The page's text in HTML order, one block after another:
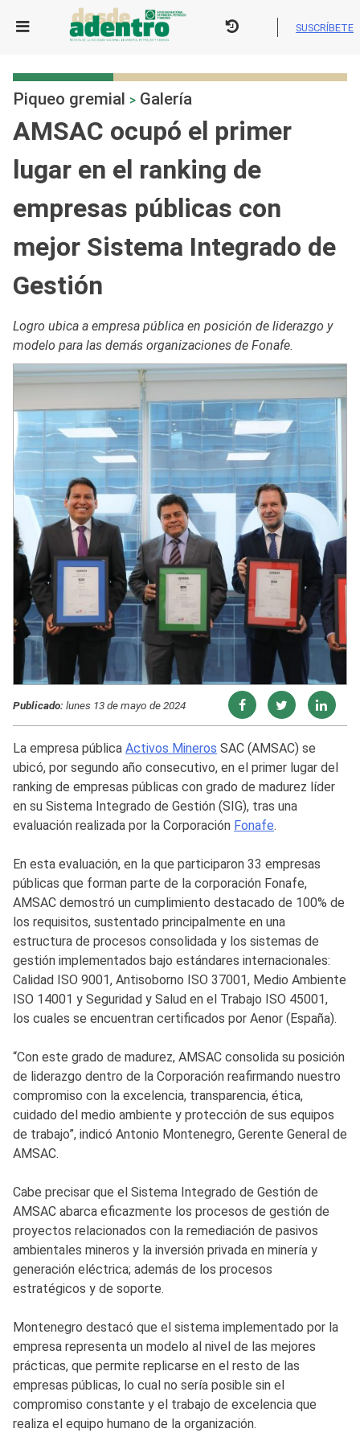
SUSCRÍBETE
Piqueo gremial > Galería
AMSAC ocupó el primer
lugar en el ranking de
empresas públicas con
mejor Sistema Integrado de
Gestión
Logro ubica a empresa pública en posición de liderazgo y
modelo para las demás organizaciones de Fonafe.
Publicado:lunes 13 de mayo de 2024
La empresa pública Activos Mineros SAC (AMSAC) se
ubicó, por segundo año consecutivo, en el primer lugar del
ranking de empresas públicas con grado de madurez líder
en su Sistema Integrado de Gestión (SIG), tras una
evaluación realizada por la Corporación Fonafe.
En esta evaluación, en la que participaron 33 empresas
públicas que forman parte de la corporación Fonafe,
AMSAC demostró un cumplimiento destacado de 100% de
los requisitos, sustentado principalmente en una
estructura de procesos consolidada y los sistemas de
gestión implementados bajo estándares internacionales:
Calidad ISO 9001, Antisoborno ISO 37001, Medio Ambiente
ISO 14001 y Seguridad y Salud en el Trabajo ISO 45001,
los cuales se encuentran certificados por Aenor (España).
“Con este grado de madurez, AMSAC consolida su posición
de liderazgo dentro de la Corporación reafirmando nuestro
compromiso con la excelencia, transparencia, ética,
cuidado del medio ambiente y protección de sus equipos
de trabajo”, indicó Antonio Montenegro, Gerente General de
AMSAC.
Cabe precisar que el Sistema Integrado de Gestión de
AMSAC abarca eficazmente los procesos de gestión de
proyectos relacionados con la remediación de pasivos
ambientales mineros y la inversión privada en minería y
generación eléctrica; además de los procesos
estratégicos y de soporte.
Montenegro destacó que el sistema implementado por la
empresa representa un modelo al nivel de las mejores
prácticas, que permite replicarse en el resto de las
empresas públicas, lo cual no sería posible sin el
compromiso constante y el trabajo de excelencia que
realiza el equipo humano de la organización.